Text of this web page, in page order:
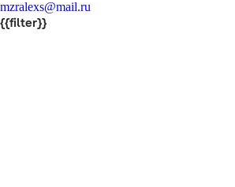
mzralexs@mail.ru
{{filter}}